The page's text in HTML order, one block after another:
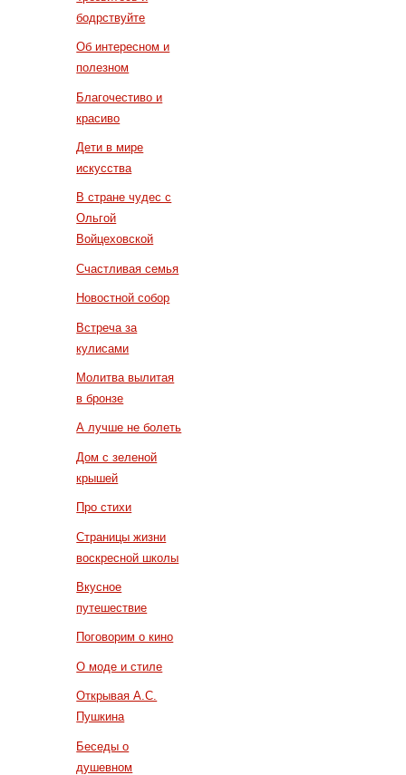
бодрствуйте
Об интересном и
полезном
Благочестиво и
красиво
Дети в мире
искусства
В стране чудес с
Ольгой
Войцеховской
Счастливая семья
Новостной собор
Встреча за
кулисами
Молитва вылитая
в бронзе
А лучше не болеть
Дом с зеленой
крышей
Про стихи
Страницы жизни
воскресной школы
Вкусное
путешествие
Поговорим о кино
О моде и стиле
Открывая А.С.
Пушкина
Беседы о
душевном